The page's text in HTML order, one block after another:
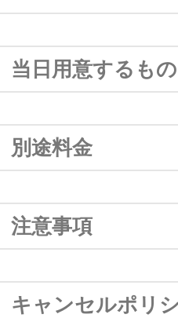
当日用意するもの
別途料金
注意事項
キャンセルポリ